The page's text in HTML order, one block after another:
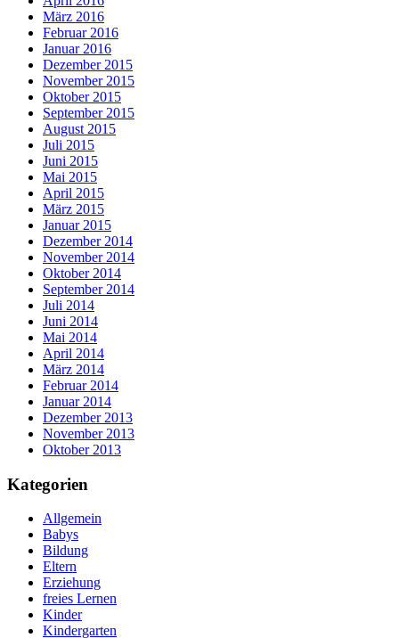
März 2016
Februar 2016
Januar 2016
Dezember 2015
November 2015
Oktober 2015
September 2015
August 2015
Juli 2015
Juni 2015
Mai 2015
April 2015
März 2015
Januar 2015
Dezember 2014
November 2014
Oktober 2014
September 2014
Juli 2014
Juni 2014
Mai 2014
April 2014
März 2014
Februar 2014
Januar 2014
Dezember 2013
November 2013
Oktober 2013
Kategorien
Allgemein
Babys
Bildung
Eltern
Erziehung
freies Lernen
Kinder
Kindergarten